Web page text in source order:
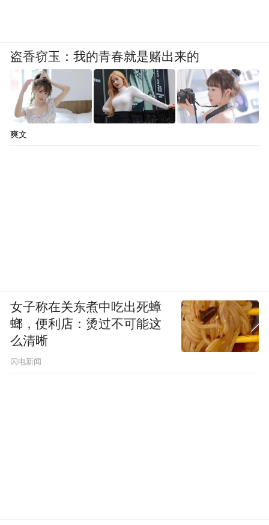
盗香窃玉：我的青春就是赌出来的
爽文
女子称在关东煮中吃出死蟑
螂，便利店：烫过不可能这
么清晰
闪电新闻